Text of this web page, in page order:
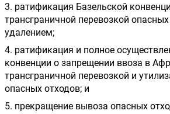
3. ратификация Базельской
трансграничной перевозкой
удалением;
4. ратификация и полное
конвенции о запрещении ввоза в
трансграничной перевозкой и
опасных отходов; и
5. прекращение вывоза опасных